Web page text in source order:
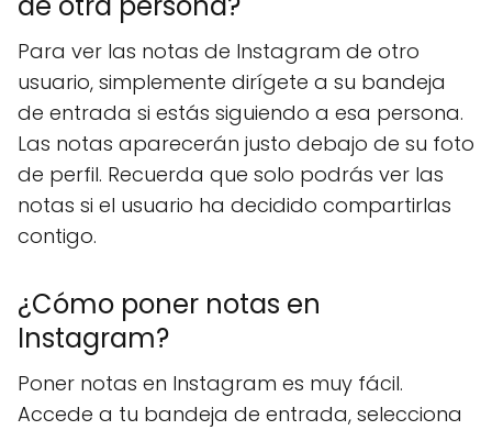
Para ver las notas de Instagram de otro
usuario, simplemente dirígete a su bandeja
de entrada si estás siguiendo a esa persona.
Las notas aparecerán justo debajo de su foto
de perfil. Recuerda que solo podrás ver las
notas si el usuario ha decidido compartirlas
contigo.
¿Cómo poner notas en
Instagram?
Poner notas en Instagram es muy fácil.
Accede a tu bandeja de entrada, selecciona